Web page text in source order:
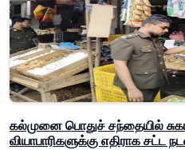
கல்முனை பொதுச் சந்தையில்
வியாபாரிகளுக்கு எதிராக சட்ட